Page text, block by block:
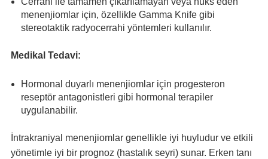
menenjiomlar için, özellikle Gamma Knife gibi
stereotaktik radyocerrahi yöntemleri kullanılır.
Medikal Tedavi:
Hormonal duyarlı menenjiomlar için progesteron
reseptör antagonistleri gibi hormonal terapiler
uygulanabilir.
İntrakraniyal menenjiomlar genellikle iyi huyludur ve etkili
yönetimle iyi bir prognoz (hastalık seyri) sunar. Erken tanı